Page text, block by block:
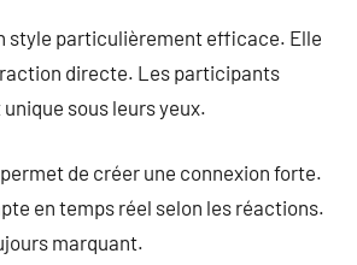
style particulièrement efficace. Elle
directe. Les participants
sous leurs yeux.
de créer une connexion forte.
en temps réel selon les réactions.
marquant.